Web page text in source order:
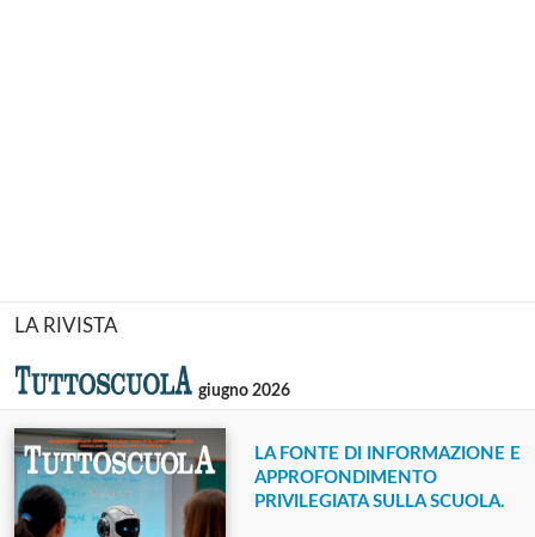
LA RIVISTA
giugno 2026
LA FONTE DI INFORMAZIONE E
APPROFONDIMENTO
PRIVILEGIATA SULLA SCUOLA.